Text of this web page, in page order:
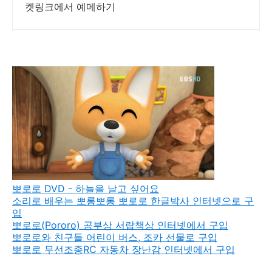
켓링크에서 예메하기
뽀로로 DVD - 하늘을 날고 싶어요
소리로 배우는 뽀롱뽀롱 뽀로로 한글박사 인터넷으로 구
입
뽀로로(Pororo) 공부상 서랍책상 인터넷에서 구입
뽀로로와 친구들 어린이 버스, 조카 선물로 구입
뽀로로 무선조종RC 자동차 장난감 인터넷에서 구입